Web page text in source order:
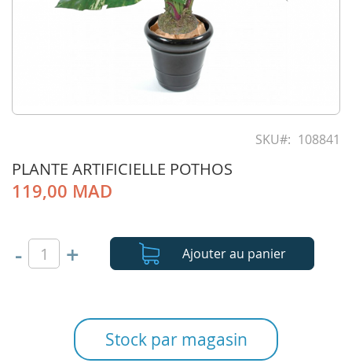
SKU 108841
PLANTE ARTIFICIELLE POTHOS
119,00 MAD
- + Ajouter au panier
Stock par magasin
beginning
of
the